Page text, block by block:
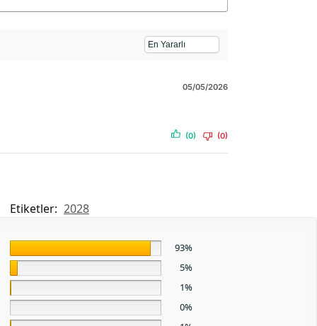
05/05/2026
(0) (0)
Etiketler: 2028
93%
5%
1%
0%